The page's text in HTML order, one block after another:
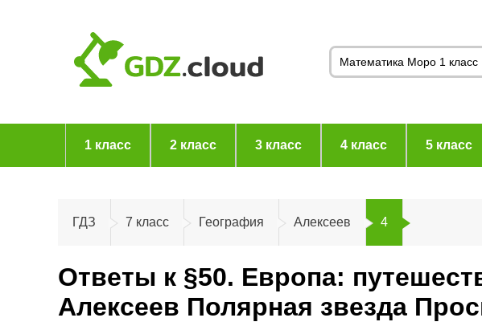
1 класс 2 класс 3 класс 4 класс 5 класс
ГДЗ 7 класс География Алексеев 4
Ответы к §50. Европа:
Алексеев Полярная звезда